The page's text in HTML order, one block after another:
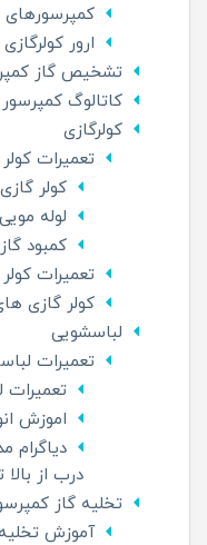
کمپرسورهای
ارور
تشخیص گاز
کاتالوگ کمپرسور
کولرگازی
تعمیرات
کولر
لوله مویی
کمبود
تعمیرات کولر
کولر گازی
لباسشویی
تعمیرات
اموزش
دیاگرام
درب از بالا
تخلیه گاز
آموزش